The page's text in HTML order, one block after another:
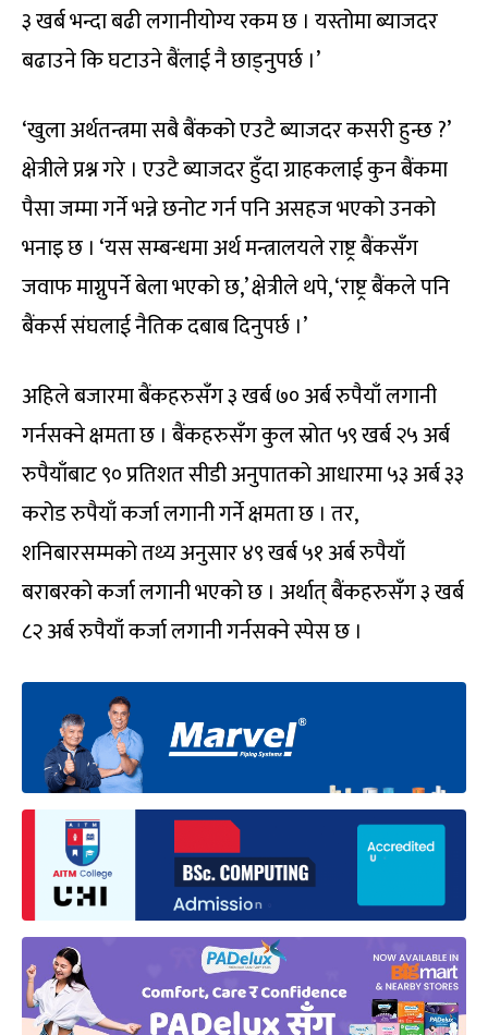
३ खर्ब भन्दा बढी लगानीयोग्य रकम छ । यस्तोमा ब्याजदर
बढाउने कि घटाउने बैंलाई नै छाड्नुपर्छ ।’
‘खुला अर्थतन्त्रमा सबै बैंकको एउटै ब्याजदर कसरी हुन्छ ?’
क्षेत्रीले प्रश्न गरे । एउटै ब्याजदर हुँदा ग्राहकलाई कुन बैंकमा
पैसा जम्मा गर्ने भन्ने छनोट गर्न पनि असहज भएको उनको
भनाइ छ । ‘यस सम्बन्धमा अर्थ मन्त्रालयले राष्ट्र बैंकसँग
जवाफ माग्नुपर्ने बेला भएको छ,’ क्षेत्रीले थपे, ‘राष्ट्र बैंकले पनि
बैंकर्स संघलाई नैतिक दबाब दिनुपर्छ ।’
अहिले बजारमा बैंकहरुसँग ३ खर्ब ७० अर्ब रुपैयाँ लगानी
गर्नसक्ने क्षमता छ । बैंकहरुसँग कुल स्रोत ५९ खर्ब २५ अर्ब
रुपैयाँबाट ९० प्रतिशत सीडी अनुपातको आधारमा ५३ अर्ब ३३
करोड रुपैयाँ कर्जा लगानी गर्ने क्षमता छ । तर,
शनिबारसम्मको तथ्य अनुसार ४९ खर्ब ५१ अर्ब रुपैयाँ
बराबरको कर्जा लगानी भएको छ । अर्थात् बैंकहरुसँग ३ खर्ब
८२ अर्ब रुपैयाँ कर्जा लगानी गर्नसक्ने स्पेस छ ।